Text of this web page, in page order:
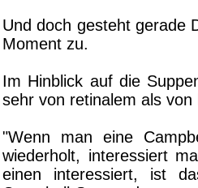
Und doch gesteht gerade
Moment zu.
Im Hinblick auf die
sehr von retinalem als
"Wenn man eine
wiederholt, interessiert
einen interessiert, ist